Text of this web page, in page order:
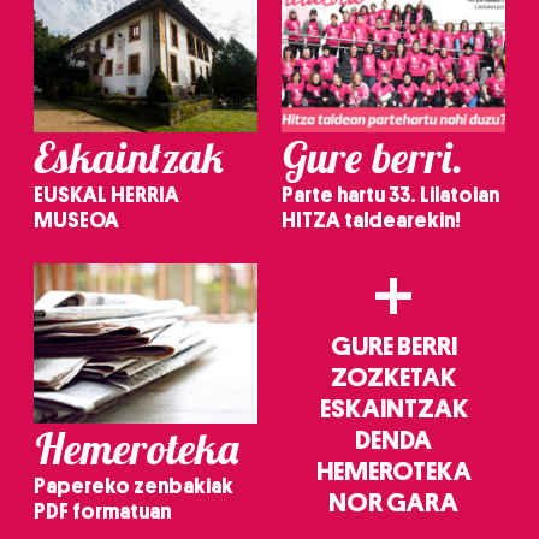
Eskaintzak
EUSKAL HERRIA
MUSEOA
Gure berri.
Parte hartu 33. Lilatoian
HITZA taldearekin!
Hemeroteka
Papereko zenbakiak
PDF formatuan
+
GURE BERRI
ZOZKETAK
ESKAINTZAK
DENDA
HEMEROTEKA
NOR GARA